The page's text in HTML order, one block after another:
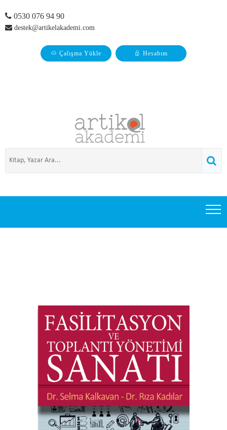
0530 076 94 90
destek@artikelakademi.com
Çalışma Yükle Hesabım